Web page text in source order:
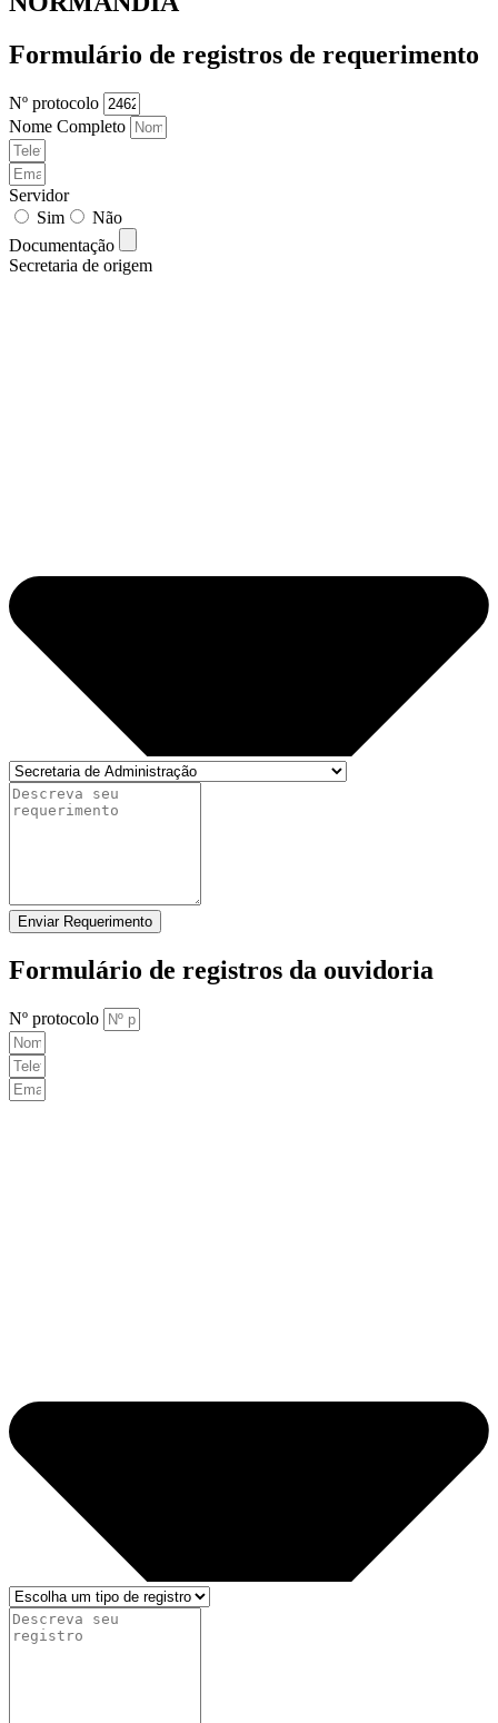
Formulário de registros de requerimento
Nº protocolo
Nome Completo
Servidor
Sim
Não
Documentação
Secretaria de origem
Enviar Requerimento
Formulário de registros da ouvidoria
Nº protocolo